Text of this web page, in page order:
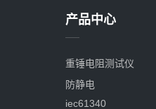
产品中心
重锤电阻测试仪
防静电
iec61340